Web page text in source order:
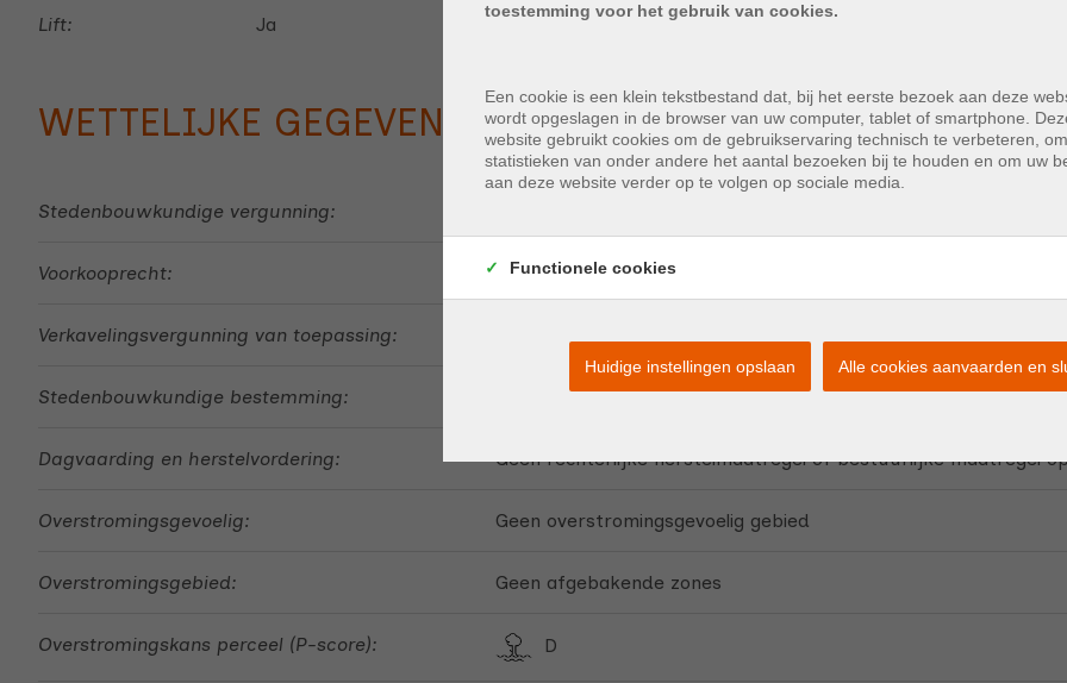
Lift: Ja
WETTELIJKE GEGEVENS
Stedenbouwkundige vergunning:
Voorkooprecht: Ja
Verkavelingsvergunning van toepassing:
Stedenbouwkundige bestemming: Woongebied
Dagvaarding en herstelvordering: Geen rechterlijke herstelmaatregel of bestuurlijke maatregel
Overstromingsgevoelig: Geen overstromingsgevoelig gebied
Overstromingsgebied: Geen afgebakende zones
Overstromingskans perceel (P-score): D
toestemming voor het gebruik van cookies.
Een cookie is een klein tekstbestand dat, bij het eerste bezoek aan deze
wordt opgeslagen in de browser van uw computer, tablet of smartphone.
website gebruikt cookies om de gebruikservaring technisch te verbeteren, om
statistieken van onder andere het aantal bezoeken bij te houden en om uw
aan deze website verder op te volgen op sociale media.
Functionele cookies
Huidige instellingen opslaan Alle cookies aanvaarden en